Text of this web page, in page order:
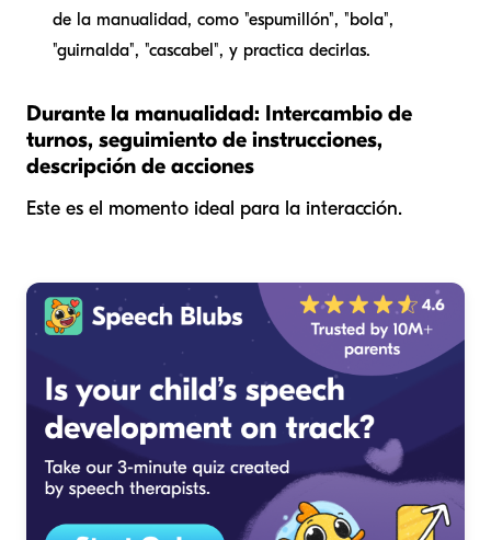
de la manualidad, como "espumillón", "bola",
"guirnalda", "cascabel", y practica decirlas.
Durante la manualidad: Intercambio de
turnos, seguimiento de instrucciones,
descripción de acciones
Este es el momento ideal para la interacción.